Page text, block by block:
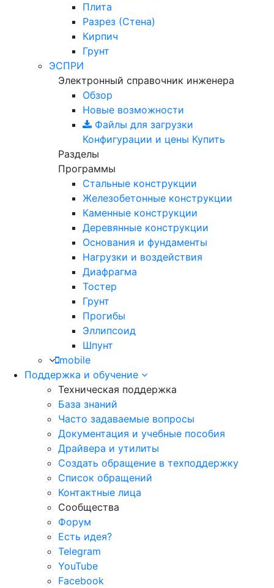
Плита
Разрез (Стена)
Кирпич
Грунт
ЭСПРИ
Электронный справочник инженера
Обзор
Новые возможности
Файлы для загрузки
Конфигурации и цены Купить
Разделы
Программы
Стальные конструкции
Железобетонные конструкции
Каменные конструкции
Деревянные конструкции
Основания и фундаменты
Нагрузки и воздействия
Диафрагма
Тостер
Грунт
Прогибы
Эллипсоид
Шпунт
mobile
Поддержка и обучение
Техническая поддержка
База знаний
Часто задаваемые вопросы
Документация и учебные пособия
Драйвера и утилиты
Создать обращение в техподдержку
Список обращений
Контактные лица
Сообщества
Форум
Есть идея?
Telegram
YouTube
Facebook